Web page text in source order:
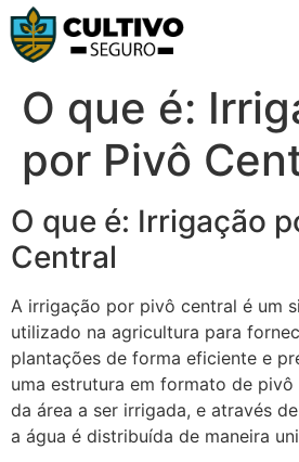
O que é:
por Pivô
O que é: Irrigação
Central
A irrigação por pivô central é um
utilizado na agricultura para
plantações de forma eficiente e
uma estrutura em formato de
da área a ser irrigada, e através
a água é distribuída de maneira